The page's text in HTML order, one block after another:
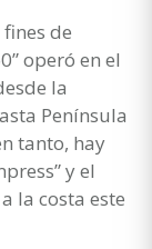
de
operó en el
la
Península
tanto, hay
y el
la costa este